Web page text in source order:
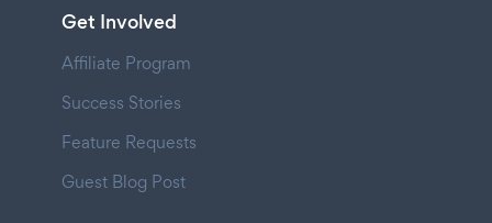
Get Involved
Affiliate Program
Success Stories
Feature Requests
Guest Blog Post